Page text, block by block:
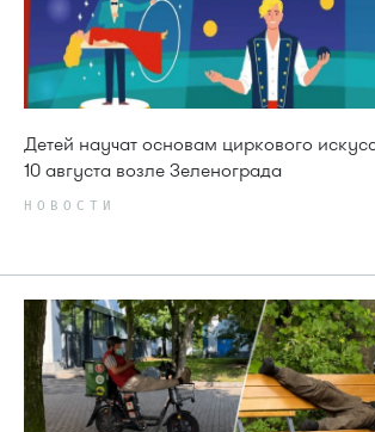
Детей научат основам циркового
10 августа возле Зеленограда
НОВОСТИ